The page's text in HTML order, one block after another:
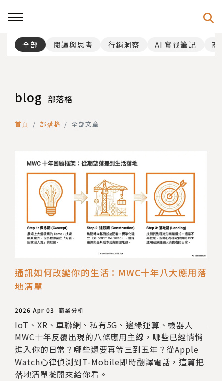
全部 閱讀與思考 行銷洞察 AI 實戰筆記 商
blog 部落格
首頁 部落格 全部文章
通訊如何改變你的生活：MWC十年八大應用落
地清單
2026 Apr 03 商業分析
IoT、XR、車聯網、私有5G、邊緣運算、機器人——
MWC十年反覆出現的八條應用主線，哪些已經悄悄
進入你的日常？哪些還要再等三到五年？從Apple
Watch心律偵測到T-Mobile即時翻譯電話，這篇把
落地清單攤開來給你看。